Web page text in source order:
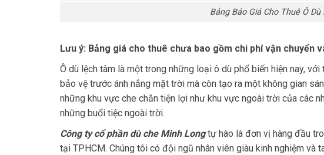
Bảng Báo Giá Cho Thuê Ô
Lưu ý: Bảng giá cho thuê chưa bao gồm chi phí vận chuyển
Ô dù lệch tâm là một trong những loại ô dù phổ biến hiện nay,
bảo vệ trước ánh nắng mặt trời mà còn tạo ra một không gian
những khu vực che chắn tiện lợi như khu vực ngoài trời của các
những buổi tiệc ngoài trời.
Công ty cổ phần dù che Minh Longtự hào là đơn vị hàng đầu
tại TPHCM. Chúng tôi có đội ngũ nhân viên giàu kinh nghiệm và